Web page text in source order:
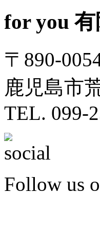
for you
〒890-
鹿児島市
TEL. 099-
Follow us